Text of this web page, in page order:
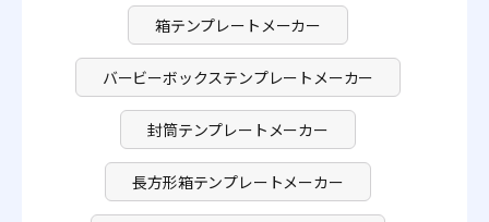
箱テンプレートメーカー
バービーボックステンプレートメーカー
封筒テンプレートメーカー
長方形箱テンプレートメーカー